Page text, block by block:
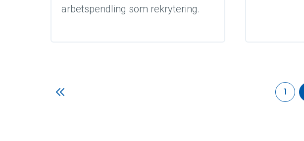
arbetspendling som rekrytering.
Inläggsnavigering
1